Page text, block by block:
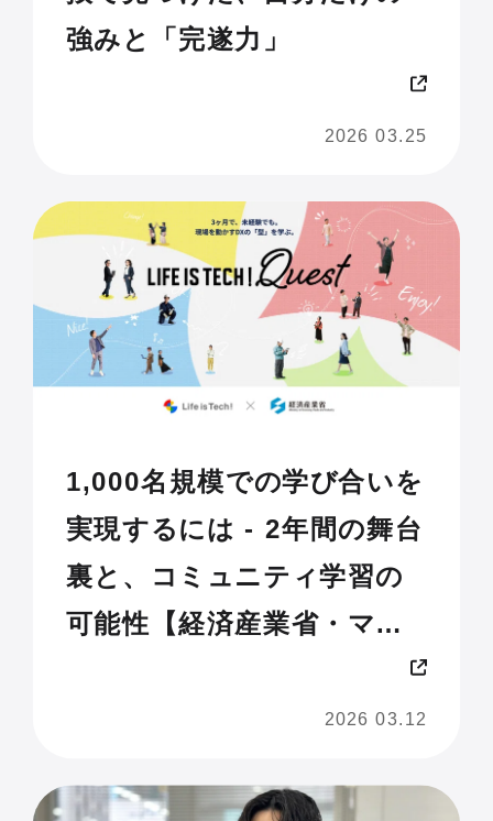
強みと「完遂力」
2026 03.25
1,000名規模での学び合いを
実現するには - 2年間の舞台
裏と、コミュニティ学習の
可能性【経済産業省・マナ
ビDX Quest実施レポート】
2026 03.12